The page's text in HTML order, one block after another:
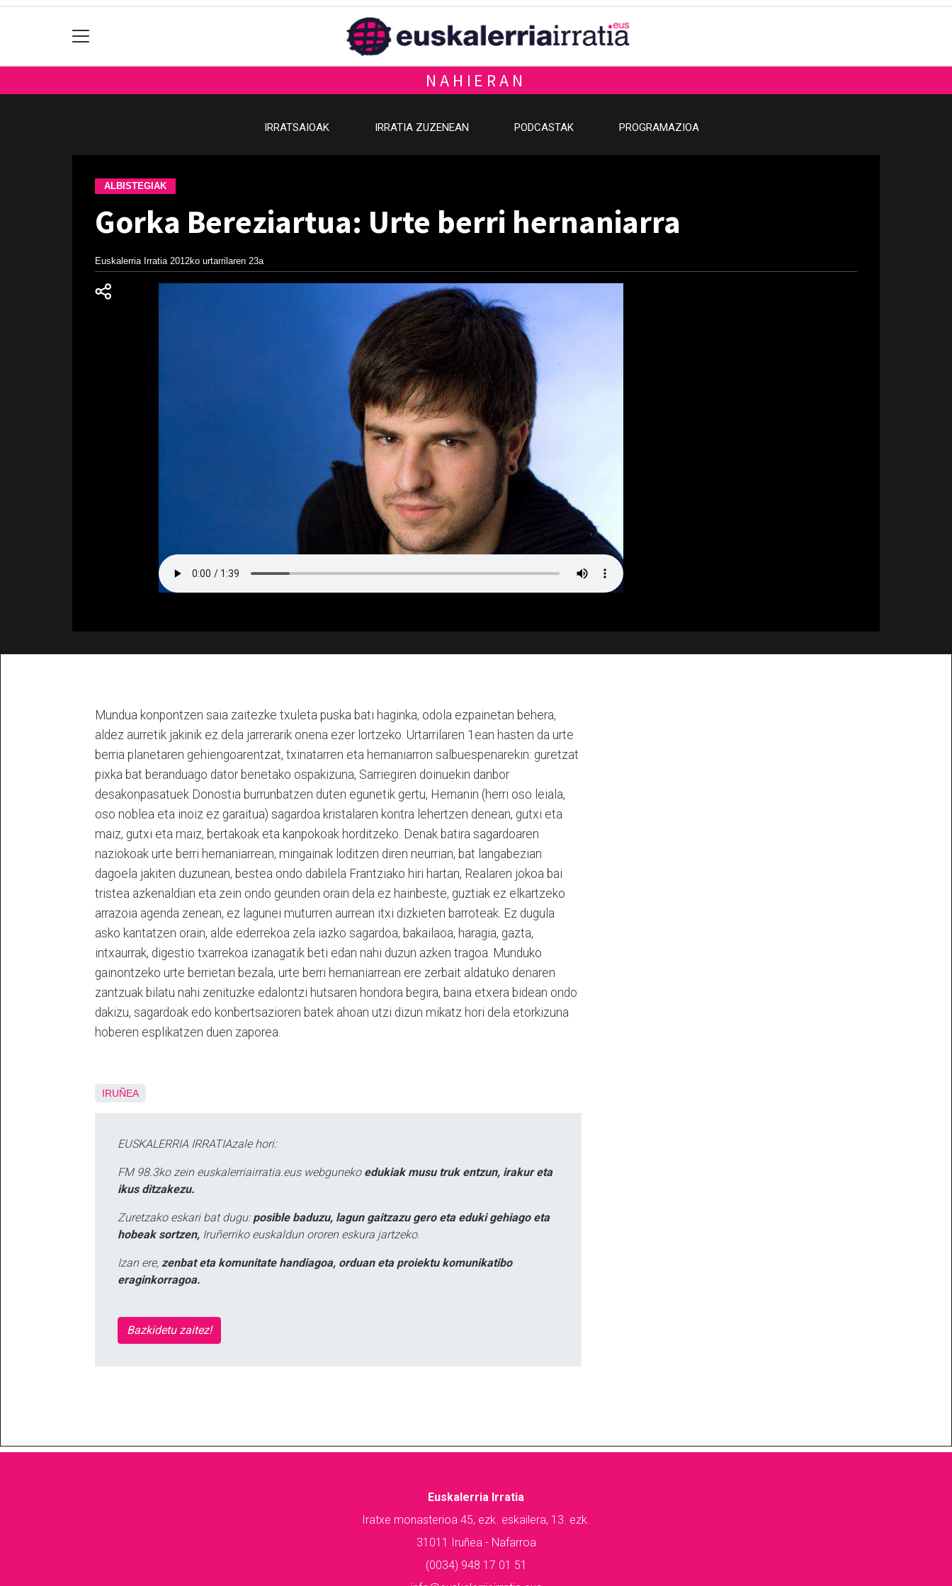
NAHIERAN
IRRATSAIOAK IRRATIA ZUZENEAN PODCASTAK PROGRAMAZIOA
ALBISTEGIAK
Gorka Bereziartua: Urte berri hernaniarra
Euskalerria Irratia 2012ko urtarrilaren 23a
Mundua konpontzen saia zaitezke txuleta puska bati haginka, odola ezpainetan behera,
aldez aurretik jakinik ez dela jarrerarik onena ezer lortzeko. Urtarrilaren 1ean hasten da urte
berria planetaren gehiengoarentzat, txinatarren eta hernaniarron salbuespenarekin: guretzat
pixka bat beranduago dator benetako ospakizuna, Sarriegiren doinuekin danbor
desakonpasatuek Donostia burrunbatzen duten egunetik gertu, Hernanin (herri oso leiala,
oso noblea eta inoiz ez garaitua) sagardoa kristalaren kontra lehertzen denean, gutxi eta
maiz, gutxi eta maiz, bertakoak eta kanpokoak horditzeko. Denak batira sagardoaren
naziokoak urte berri hernaniarrean, mingainak loditzen diren neurrian, bat langabezian
dagoela jakiten duzunean, bestea ondo dabilela Frantziako hiri hartan, Realaren jokoa bai
tristea azkenaldian eta zein ondo geunden orain dela ez hainbeste, guztiak ez elkartzeko
arrazoia agenda zenean, ez lagunei muturren aurrean itxi dizkieten barroteak. Ez dugula
asko kantatzen orain, alde ederrekoa zela iazko sagardoa, bakailaoa, haragia, gazta,
intxaurrak, digestio txarrekoa izanagatik beti edan nahi duzun azken tragoa. Munduko
gainontzeko urte berrietan bezala, urte berri hernaniarrean ere zerbait aldatuko denaren
zantzuak bilatu nahi zenituzke edalontzi hutsaren hondora begira, baina etxera bidean ondo
dakizu, sagardoak edo konbertsazioren batek ahoan utzi dizun mikatz hori dela etorkizuna
hoberen esplikatzen duen zaporea.
IRUÑEA
EUSKALERRIA IRRATIAzale hori:
FM 98.3ko zein euskalerriairratia.eus webguneko edukiak musu truk entzun, irakur eta
ikus ditzakezu.
Zuretzako eskari bat dugu: posible baduzu, lagun gaitzazu gero eta eduki gehiago eta
hobeak sortzen, Iruñerriko euskaldun ororen eskura jartzeko.
Izan ere, zenbat eta komunitate handiagoa, orduan eta proiektu komunikatibo
eraginkorragoa.
Bazkidetu zaitez!
Euskalerria Irratia
Iratxe monasterioa 45, ezk. eskailera, 13. ezk.
31011 Iruñea - Nafarroa
(0034) 948 17 01 51